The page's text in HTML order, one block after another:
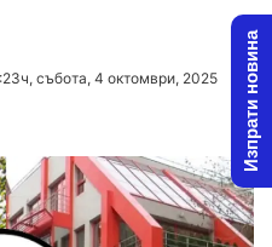
събота, 4 октомври, 2025 Изпрати новина